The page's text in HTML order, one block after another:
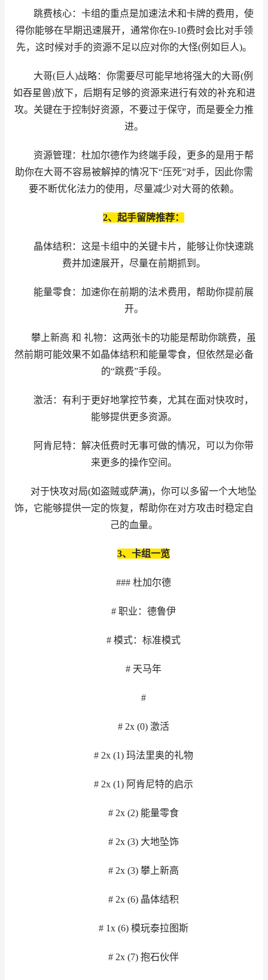
跳费核心：卡组的重点是加速法术和卡牌的费用，使
得你能够在早期迅速展开，通常你在9-10费时会比对手领
先，这时候对手的资源不足以应对你的大怪(例如巨人)。
大哥(巨人)战略：你需要尽可能早地将强大的大哥(例
如吞星兽)放下，后期有足够的资源来进行有效的补充和进
攻。关键在于控制好资源，不要过于保守，而是要全力推
进。
资源管理：杜加尔德作为终端手段，更多的是用于帮
助你在大哥不容易被解掉的情况下“压死”对手，因此你需
要不断优化法力的使用，尽量减少对大哥的依赖。
2、起手留牌推荐：
晶体结积：这是卡组中的关键卡片，能够让你快速跳
费并加速展开，尽量在前期抓到。
能量零食：加速你在前期的法术费用，帮助你提前展
开。
攀上新高 和 礼物：这两张卡的功能是帮助你跳费，虽
然前期可能效果不如晶体结积和能量零食，但依然是必备
的“跳费”手段。
激活：有利于更好地掌控节奏，尤其在面对快攻时，
能够提供更多资源。
阿肯尼特：解决低费时无事可做的情况，可以为你带
来更多的操作空间。
对于快攻对局(如盗贼或萨满)，你可以多留一个大地坠
饰，它能够提供一定的恢复，帮助你在对方攻击时稳定自
己的血量。
3、卡组一览
### 杜加尔德
# 职业：德鲁伊
# 模式：标准模式
# 天马年
#
# 2x (0) 激活
# 2x (1) 玛法里奥的礼物
# 2x (1) 阿肯尼特的启示
# 2x (2) 能量零食
# 2x (3) 大地坠饰
# 2x (3) 攀上新高
# 2x (6) 晶体结积
# 1x (6) 模玩泰拉图斯
# 2x (7) 抱石伙伴